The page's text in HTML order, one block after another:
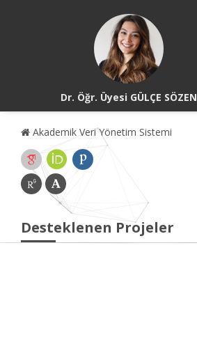
Dr. Öğr. Üyesi GÜLÇE SÖZEN
Akademik Veri Yönetim Sistemi
Desteklenen Projeler